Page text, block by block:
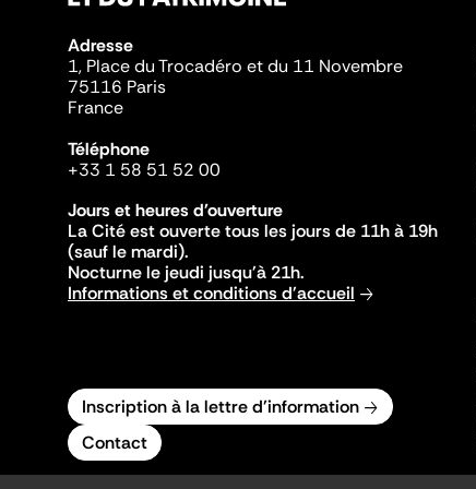
Adresse
1, Place du Trocadéro et du 11 Novembre
75116 Paris
France
Téléphone
+33 1 58 51 52 00
Jours et heures d'ouverture
La Cité est ouverte tous les jours de 11h à 19h
(sauf le mardi).
Nocturne le jeudi jusqu'à 21h.
Informations et conditions d'accueil
Inscription à la lettre d'information
Contact